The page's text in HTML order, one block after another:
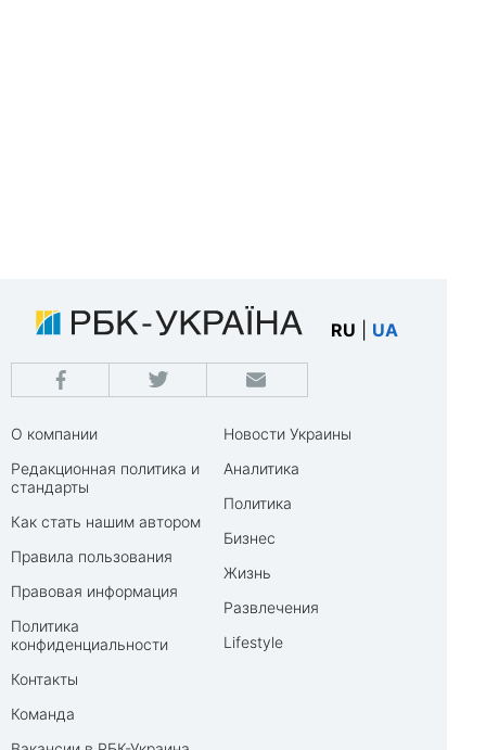
RU UA
О компании
Редакционная политика и
стандарты
Как стать нашим автором
Правила пользования
Правовая информация
Политика
конфиденциальности
Контакты
Команда
Новости Украины
Аналитика
Политика
Бизнес
Жизнь
Развлечения
Lifestyle